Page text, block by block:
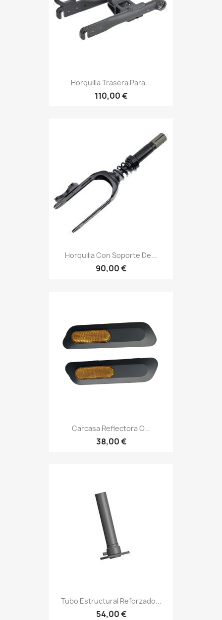
Horquilla Trasera Para...
110,00 €
Horquilla Con Soporte De...
90,00 €
Carcasa Reflectora O...
38,00 €
Tubo Estructural Reforzado...
54,00 €